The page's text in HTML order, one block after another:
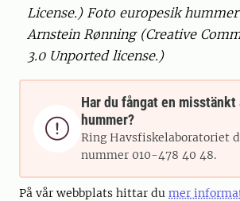
License.) Foto europesik
Arnstein Rønning (Creative
3.0 Unported license.)

Har du fångat en misstänkt
hummer?
Ring Havsfiskelaboratoriet
nummer 010-478 40 48.
På vår webbplats hittar du mer